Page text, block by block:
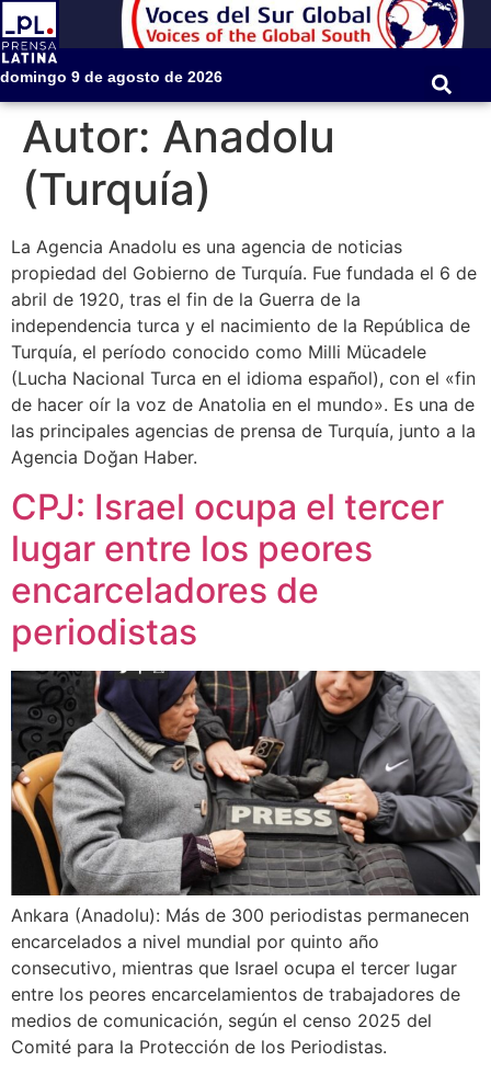
domingo 9 de agosto de 2026
Autor: Anadolu
(Turquía)
La Agencia Anadolu es una agencia de noticias
propiedad del Gobierno de Turquía. Fue fundada el 6 de
abril de 1920, tras el fin de la Guerra de la
independencia turca y el nacimiento de la República de
Turquía, el período conocido como Milli Mücadele
(Lucha Nacional Turca en el idioma español), con el «fin
de hacer oír la voz de Anatolia en el mundo». Es una de
las principales agencias de prensa de Turquía, junto a la
Agencia Doğan Haber.
CPJ: Israel ocupa el tercer
lugar entre los peores
encarceladores de
periodistas
Ankara (Anadolu): Más de 300 periodistas permanecen
encarcelados a nivel mundial por quinto año
consecutivo, mientras que Israel ocupa el tercer lugar
entre los peores encarcelamientos de trabajadores de
medios de comunicación, según el censo 2025 del
Comité para la Protección de los Periodistas.